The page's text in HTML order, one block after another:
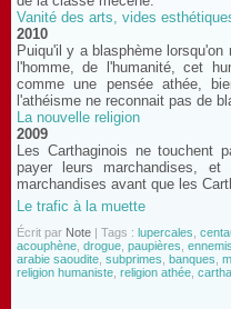
Vanité des arts, vides
2010
Puiqu'il y a blasphème
l'homme, de l'humanité, cet
comme une pensée athée,
l'athéisme ne reconnait pas de
La nouvelle religion
2009
Les Carthaginois ne touchent
payer leurs marchandises,
marchandises avant que les
Le trafic à la muette
Écrit par Note | Tags : lupercales
acouphène drogue paupières ennemis
arabie saoudite subprimes banques
religion humaniste religion athée